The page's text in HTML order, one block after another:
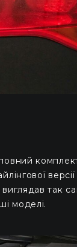
так
моделі.